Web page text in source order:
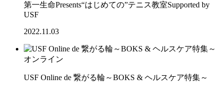
第一生命Presents“はじめての”テニス教室Supported by
USF
2022.11.03
オンライン
USF Online de 繋がる輪～BOKS & ヘルスケア特集～